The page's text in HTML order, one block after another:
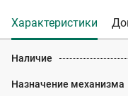
Характеристики
Наличие
Назначение механизма